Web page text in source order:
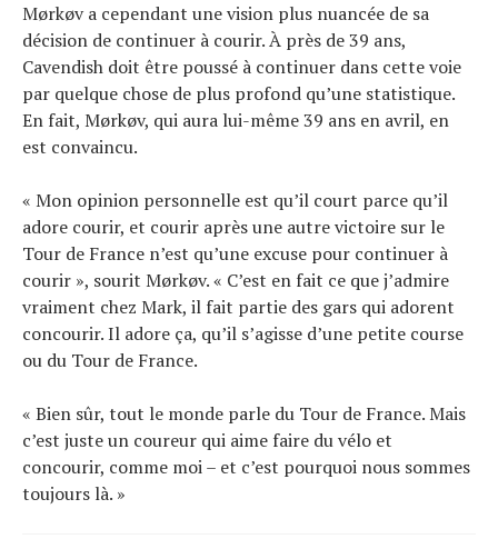
Mørkøv a cependant une vision plus nuancée de sa
décision de continuer à courir. À près de 39 ans,
Cavendish doit être poussé à continuer dans cette voie
par quelque chose de plus profond qu’une statistique.
En fait, Mørkøv, qui aura lui-même 39 ans en avril, en
est convaincu.
« Mon opinion personnelle est qu’il court parce qu’il
adore courir, et courir après une autre victoire sur le
Tour de France n’est qu’une excuse pour continuer à
courir », sourit Mørkøv. « C’est en fait ce que j’admire
vraiment chez Mark, il fait partie des gars qui adorent
concourir. Il adore ça, qu’il s’agisse d’une petite course
ou du Tour de France.
« Bien sûr, tout le monde parle du Tour de France. Mais
c’est juste un coureur qui aime faire du vélo et
concourir, comme moi – et c’est pourquoi nous sommes
toujours là. »